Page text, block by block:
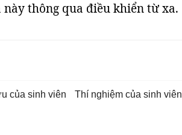
thông qua điều khiển từ xa.
của sinh viên
thí nghiệm của sinh viên